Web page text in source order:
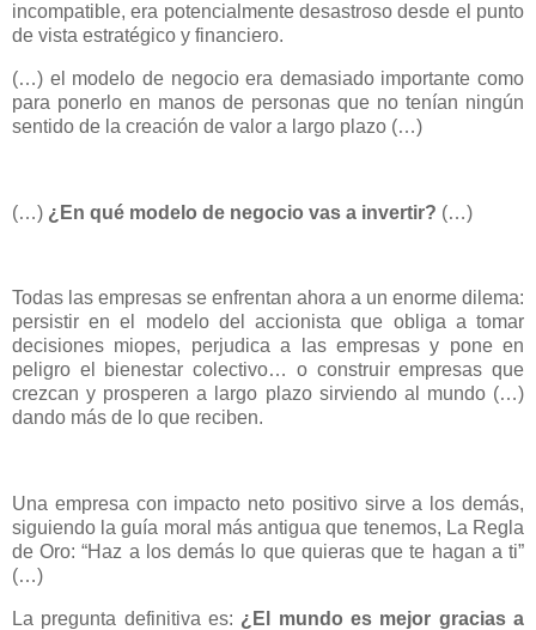
incompatible, era potencialmente desastroso desde el punto
de vista estratégico y financiero.
(…) el modelo de negocio era demasiado importante como
para ponerlo en manos de personas que no tenían ningún
sentido de la creación de valor a largo plazo (…)
(…) ¿En qué modelo de negocio vas a invertir? (…)
Todas las empresas se enfrentan ahora a un enorme dilema:
persistir en el modelo del accionista que obliga a tomar
decisiones miopes, perjudica a las empresas y pone en
peligro el bienestar colectivo… o construir empresas que
crezcan y prosperen a largo plazo sirviendo al mundo (…)
dando más de lo que reciben.
Una empresa con impacto neto positivo sirve a los demás,
siguiendo la guía moral más antigua que tenemos, La Regla
de Oro: “Haz a los demás lo que quieras que te hagan a ti”
(…)
La pregunta definitiva es: ¿El mundo es mejor gracias a